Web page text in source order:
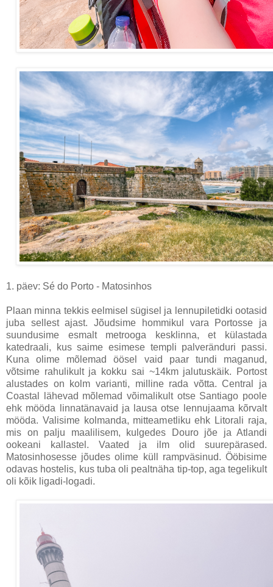
1. päev: Sé do Porto - Matosinhos
Plaan minna tekkis eelmisel sügisel ja lennupiletidki ootasid
juba sellest ajast. Jõudsime hommikul vara Portosse ja
suundusime esmalt metrooga kesklinna, et külastada
katedraali, kus saime esimese templi palveränduri passi.
Kuna olime mõlemad öösel vaid paar tundi maganud,
võtsime rahulikult ja kokku sai ~14km jalutuskäik. Portost
alustades on kolm varianti, milline rada võtta. Central ja
Coastal lähevad mõlemad võimalikult otse Santiago poole
ehk mööda linnatänavaid ja lausa otse lennujaama kõrvalt
mööda. Valisime kolmanda, mitteametliku ehk Litorali raja,
mis on palju maalilisem, kulgedes Douro jõe ja Atlandi
ookeani kallastel. Vaated ja ilm olid suurepärased.
Matosinhosesse jõudes olime küll rampväsinud. Ööbisime
odavas hostelis, kus tuba oli pealtnäha tip-top, aga tegelikult
oli kõik ligadi-logadi.